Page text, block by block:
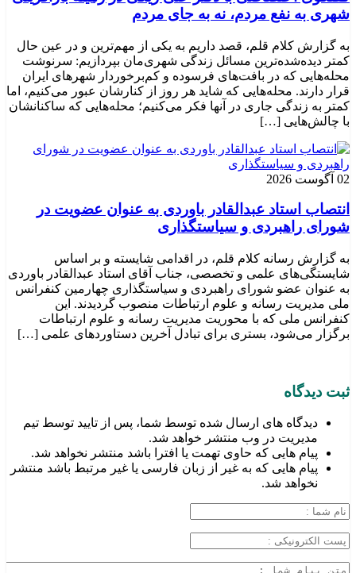
شهری به نفع مردم، نه به جای مردم
به گزارش کلام قلم، قصد داریم به یکی از مهم‌ترین و در عین حال
کمتر دیده‌شده‌ترین مسائل زندگی شهری‌مان بپردازیم: سرنوشت
محله‌هایی که در بافت‌های فرسوده و کم‌برخوردار شهرهای ایران
قرار دارند. محله‌هایی که شاید هر روز از کنارشان عبور می‌کنیم، اما
کمتر به زندگی جاری در آنها فکر می‌کنیم؛ محله‌هایی که ساکنانشان
با چالش‌هایی […]
02 آگوست 2026
انتصاب استاد عبدالقادر باوردی به عنوان عضویت در
شورای راهبردی و سیاستگذاری
به گزارش رسانه کلام قلم، در اقدامی شایسته و بر اساس
شایستگی‌های علمی و تخصصی، جناب آقای استاد عبدالقادر باوردی
به عنوان عضو شورای راهبردی و سیاستگذاری چهارمین کنفرانس
ملی مدیریت رسانه و علوم ارتباطات منصوب گردیدند. این
کنفرانس ملی که با محوریت مدیریت رسانه و علوم ارتباطات
برگزار می‌شود، بستری برای تبادل آخرین دستاوردهای علمی […]
ثبت دیدگاه
دیدگاه های ارسال شده توسط شما، پس از تایید توسط تیم
مدیریت در وب منتشر خواهد شد.
پیام هایی که حاوی تهمت یا افترا باشد منتشر نخواهد شد.
پیام هایی که به غیر از زبان فارسی یا غیر مرتبط باشد منتشر
نخواهد شد.